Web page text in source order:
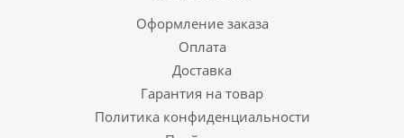
Оформление заказа
Оплата
Доставка
Гарантия на товар
Политика конфиденциальности